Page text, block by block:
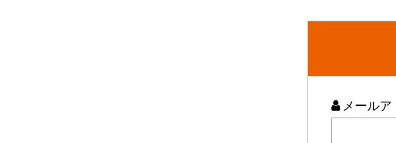
メールア